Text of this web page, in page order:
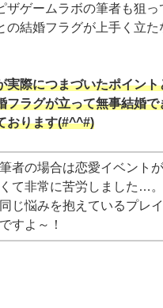
ザゲームラボの筆者も狙っ
の結婚フラグが上手く立
実際につまづいたポイン
フラグが立って無事結婚
おります(#^^#)
筆者の場合は恋愛イベント
くて非常に苦労しました…。
同じ悩みを抱えているプレ
ですよ～！